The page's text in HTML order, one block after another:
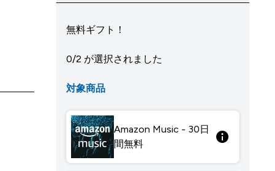
無料ギフト！
0/2 が選択されました
対象商品
Amazon Music - 30日
間無料